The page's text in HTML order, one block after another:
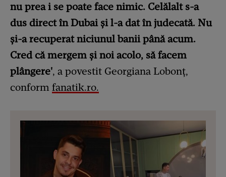
nu prea i se poate face nimic. Celălalt s-a
dus direct în Dubai și l-a dat în judecată. Nu
și-a recuperat niciunul banii până acum.
Cred că mergem și noi acolo, să facem
plângere', a povestit Georgiana Lobonț,
conform fanatik.ro.